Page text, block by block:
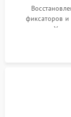
фиксаторов
поправок.
поврежденных